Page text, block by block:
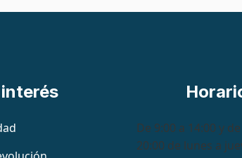
De 9:00 a 14:00 y
20:00 de lunes a